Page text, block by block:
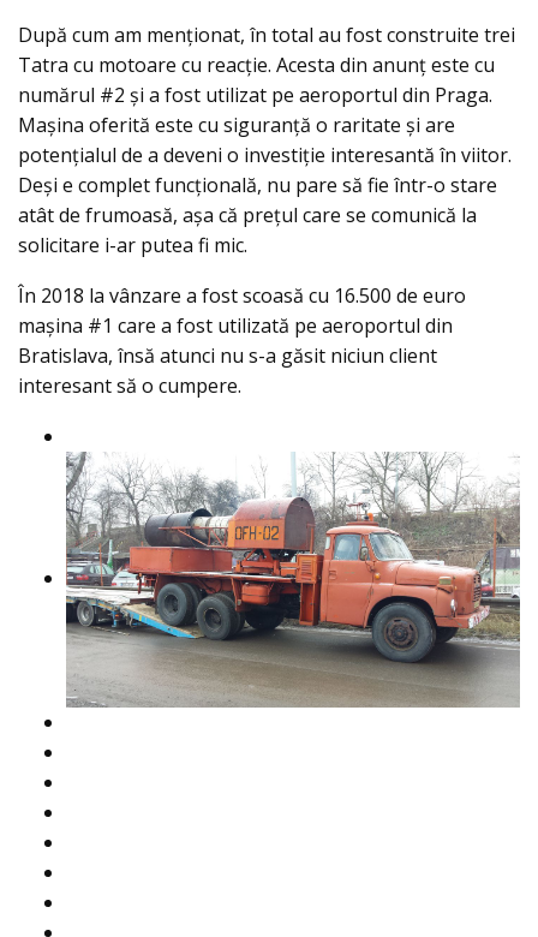
După cum am menționat, în total au fost construite trei
Tatra cu motoare cu reacție. Acesta din anunț este cu
numărul #2 și a fost utilizat pe aeroportul din Praga.
Mașina oferită este cu siguranță o raritate și are
potențialul de a deveni o investiție interesantă în viitor.
Deși e complet funcțională, nu pare să fie într-o stare
atât de frumoasă, așa că prețul care se comunică la
solicitare i-ar putea fi mic.
În 2018 la vânzare a fost scoasă cu 16.500 de euro
mașina #1 care a fost utilizată pe aeroportul din
Bratislava, însă atunci nu s-a găsit niciun client
interesant să o cumpere.